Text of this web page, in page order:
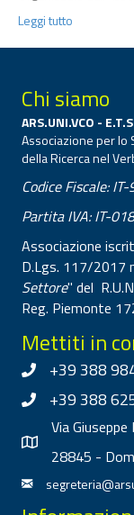
Leggi tutto
Chi siamo
ARS.UNI.VCO -
Associazione per lo
della Ricerca nel
Codice Fiscale:
Partita IVA: IT-
Associazione
D.Lgs. 117/2017
Settore" del
Reg. Piemonte
Mettiti in
+39 388
+39 388
Via
28845 -